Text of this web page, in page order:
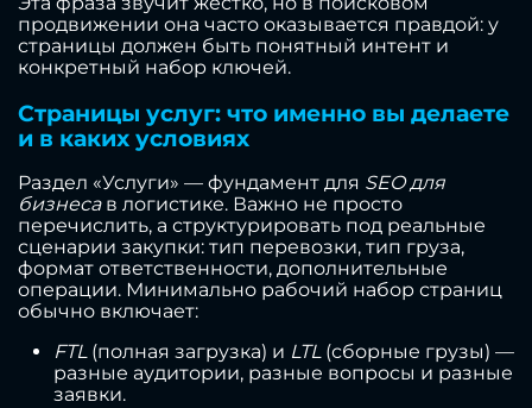
продвижении она часто оказывается правдой: у
страницы должен быть понятный интент и
конкретный набор ключей.
Страницы услуг: что именно вы делаете
и в каких условиях
Раздел «Услуги» — фундамент для SEO для
бизнесав логистике. Важно не просто
перечислить, а структурировать под реальные
сценарии закупки: тип перевозки, тип груза,
формат ответственности, дополнительные
операции. Минимально рабочий набор страниц
обычно включает:
FTL(полная загрузка) и LTL(сборные грузы) —
разные аудитории, разные вопросы и разные
заявки.